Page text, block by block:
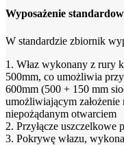
Wyposażenie
W standardzie zbiornik
1. Właz wykonany z rury
500mm, co umożliwia
600mm (500 + 150 mm
umożliwiającym założenie
niepożądanym otwarciem
2. Przyłącze uszczelkowe
3. Pokrywę włazu,